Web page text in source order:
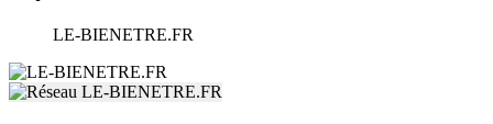
LE-BIENETRE.FR